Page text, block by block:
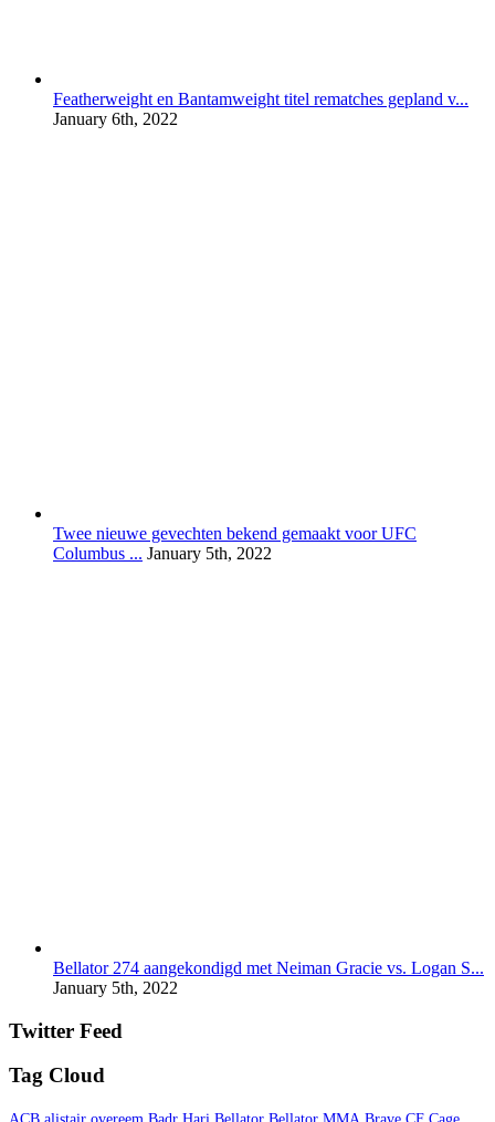
Featherweight en Bantamweight titel rematches gepland v...
January 6th, 2022
Twee nieuwe gevechten bekend gemaakt voor UFC
Columbus ... January 5th, 2022
Bellator 274 aangekondigd met Neiman Gracie vs. Logan S...
January 5th, 2022
Twitter Feed
Tag Cloud